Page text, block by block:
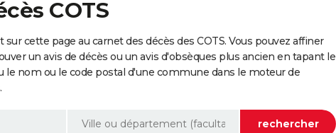
COTS
cette page au carnet des décès des COTS. Vous pouvez affiner
un avis de décès ou un avis d'obsèques plus ancien en tapant le
le nom ou le code postal d'une commune dans le moteur de